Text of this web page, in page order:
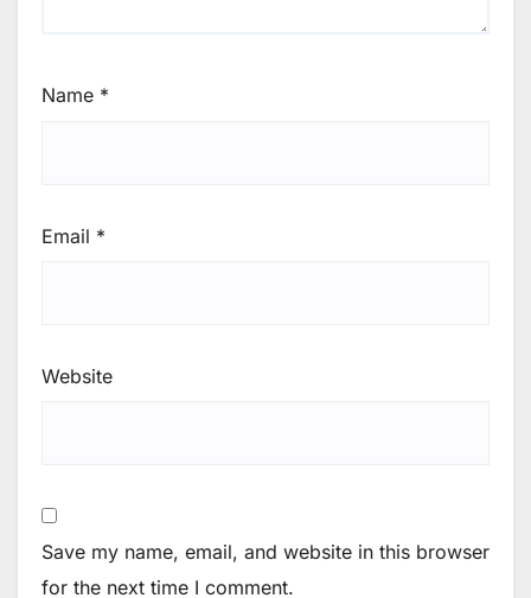
Name *
Email *
Website
Save my name, email, and website in this browser
for the next time I comment.